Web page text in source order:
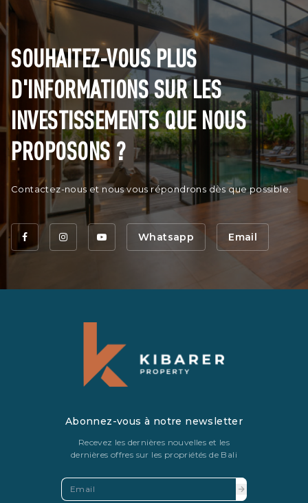
SOUHAITEZ-VOUS PLUS
D'INFORMATIONS SUR LES
INVESTISSEMENTS QUE NOUS
PROPOSONS ?
Contactez-nous et nous vous répondrons dès que possible.
Whatsapp Email
Abonnez-vous à notre newsletter
Recevez les dernières nouvelles et les
dernières offres sur les propriétés de Bali